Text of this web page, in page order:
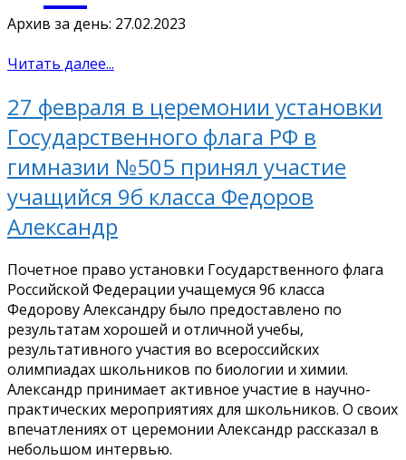
Архив за день: 27.02.2023
Читать далее...
27 февраля в церемонии установки
Государственного флага РФ в
гимназии №505 принял участие
учащийся 9б класса Федоров
Александр
Почетное право установки Государственного флага
Российской Федерации учащемуся 9б класса
Федорову Александру было предоставлено по
результатам хорошей и отличной учебы,
результативного участия во всероссийских
олимпиадах школьников по биологии и химии.
Александр принимает активное участие в научно-
практических мероприятиях для школьников. О своих
впечатлениях от церемонии Александр рассказал в
небольшом интервью.